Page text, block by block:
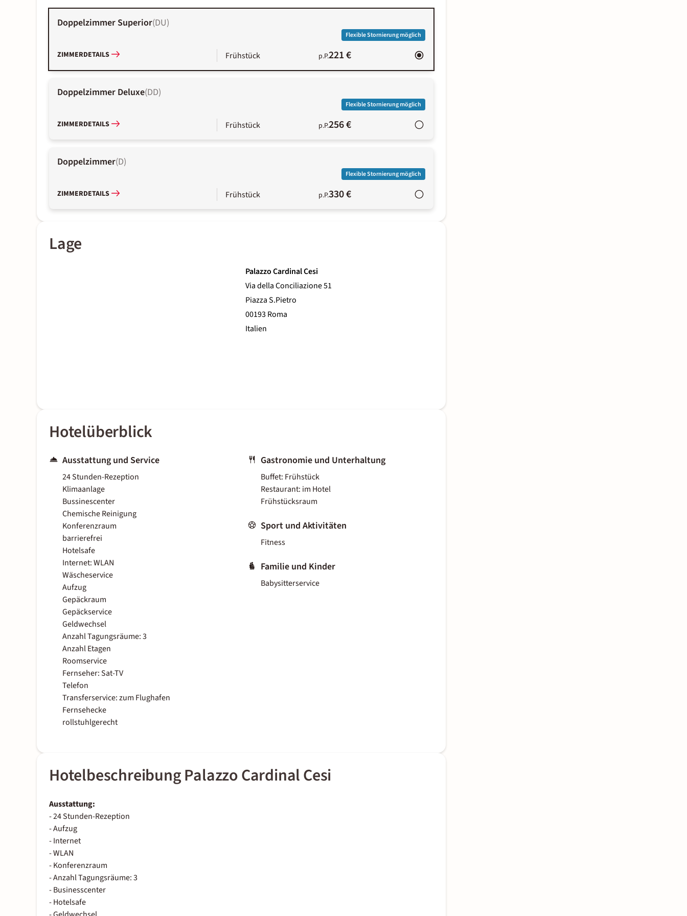
Doppelzimmer Superior(DU)
Flexible Stornierung möglich
ZIMMERDETAILS Frühstück p.P.221 €
Doppelzimmer Deluxe(DD)
Flexible Stornierung möglich
ZIMMERDETAILS Frühstück p.P.256 €
Doppelzimmer(D)
Flexible Stornierung möglich
ZIMMERDETAILS Frühstück p.P.330 €
Lage
Palazzo Cardinal Cesi
Via della Conciliazione 51
Piazza S.Pietro
00193 Roma
Italien
Hotelüberblick
Ausstattung und Service
24 Stunden-Rezeption
Klimaanlage
Bussinescenter
Chemische Reinigung
Konferenzraum
barrierefrei
Hotelsafe
Internet: WLAN
Wäscheservice
Aufzug
Gepäckraum
Gepäckservice
Geldwechsel
Anzahl Tagungsräume: 3
Anzahl Etagen
Roomservice
Fernseher: Sat-TV
Telefon
Transferservice: zum Flughafen
Fernsehecke
rollstuhlgerecht
Gastronomie und Unterhaltung
Buffet: Frühstück
Restaurant: im Hotel
Frühstücksraum
Sport und Aktivitäten
Fitness
Familie und Kinder
Babysitterservice
Hotelbeschreibung Palazzo Cardinal Cesi
Ausstattung:
- 24 Stunden-Rezeption
- Aufzug
- Internet
- WLAN
- Konferenzraum
- Anzahl Tagungsräume: 3
- Businesscenter
- Hotelsafe